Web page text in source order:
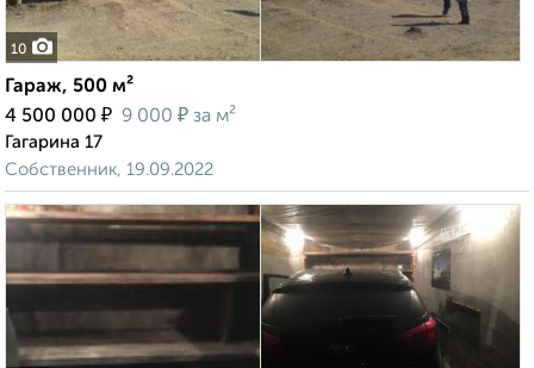
10
Гараж, 500 м²
4 500 000 ₽ 9 000 ₽ за м²
Гагарина 17
Собственник, 19.09.2022